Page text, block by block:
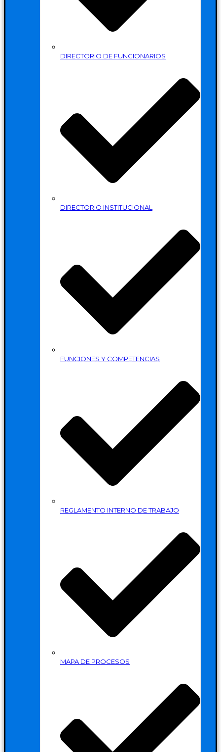
DIRECTORIO DE FUNCIONARIOS
DIRECTORIO INSTITUCIONAL
FUNCIONES Y COMPETENCIAS
REGLAMENTO INTERNO DE TRABAJO
MAPA DE PROCESOS